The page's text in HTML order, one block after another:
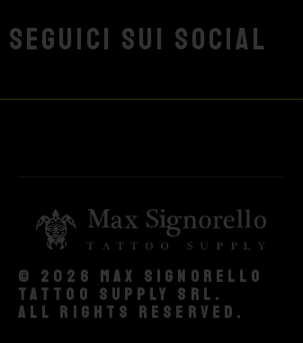
Seguici sui social
© 2026 Max Signorello
Tattoo supply srl.
All rights reserved.